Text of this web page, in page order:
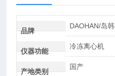
品牌
DAOHAN/岛韩
仪器功能
冷冻离心机
产地类别
国产